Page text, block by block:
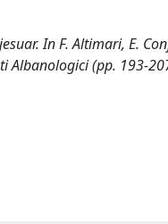
In F. Altimari, E.
(pp. 193-